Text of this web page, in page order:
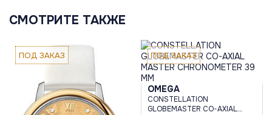
СМОТРИТЕ ТАКЖЕ
ПОД ЗАКАЗ ПОД ЗАКАЗ
OMEGA
CONSTELLATION
GLOBEMASTER CO-AXIAL